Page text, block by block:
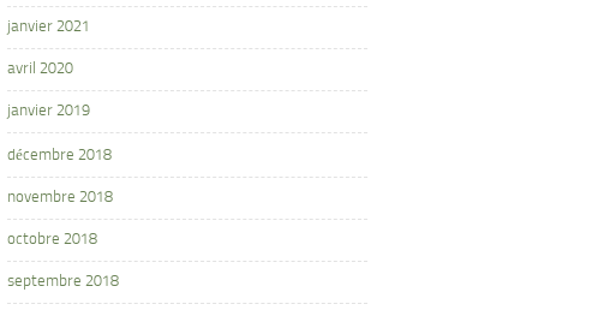
janvier 2021
avril 2020
janvier 2019
décembre 2018
novembre 2018
octobre 2018
septembre 2018